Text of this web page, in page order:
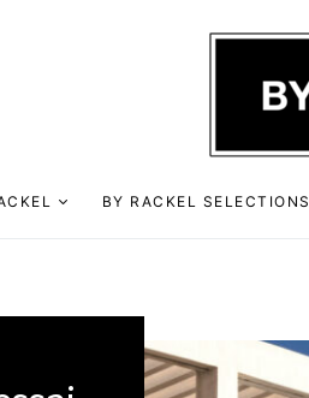
BY RACKEL SELECTIONS